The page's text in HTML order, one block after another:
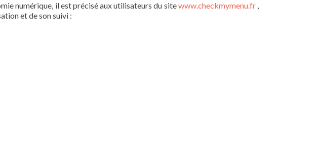
numérique, il est précisé aux utilisateurs du sitewww.checkmymenu.fr,
et de son suivi :